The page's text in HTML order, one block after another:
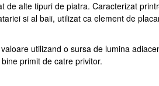
de alte tipuri de piatra. Caracterizat
si al baii, utilizat ca element de
utilizand o sursa de lumina
primit de catre privitor.